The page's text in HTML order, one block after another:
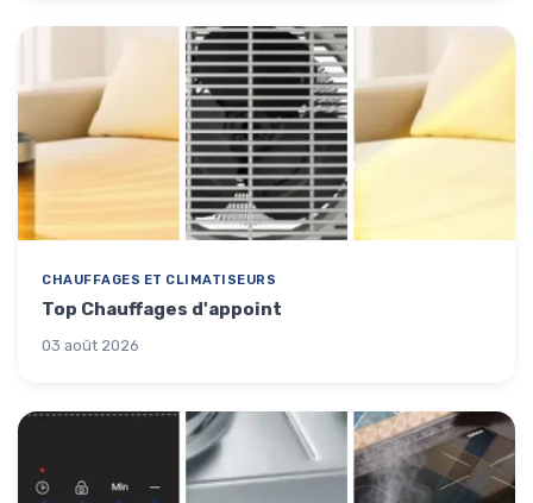
CHAUFFAGES ET CLIMATISEURS
Top Chauffages d'appoint
03 août 2026